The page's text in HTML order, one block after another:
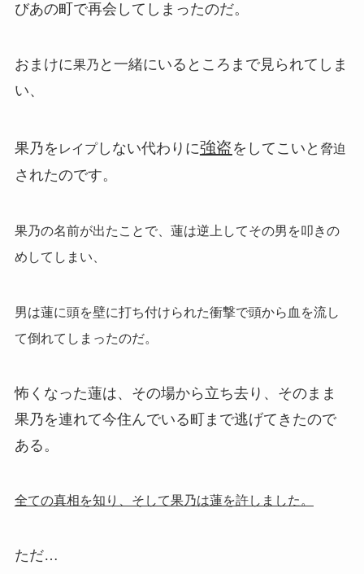
びあの町で再会してしまったのだ。
おまけに果乃 と一緒にいるところまで見られてしま
い、
果乃を レイプしない代わりに強盗 をしてこいと 脅迫
されたのです。
果乃の名前が出たことで、蓮は逆上してその男を叩きの
めしてしまい、
男は蓮に頭を壁に打ち付けられた衝撃で頭から血を流し
て倒れてしまったのだ。
怖くなった蓮は、その場から立ち去り、そのまま
果乃を連れて今住んでいる町まで逃げてきたので
ある。
全ての真相を知り、そして果乃は蓮を許しました。
ただ…